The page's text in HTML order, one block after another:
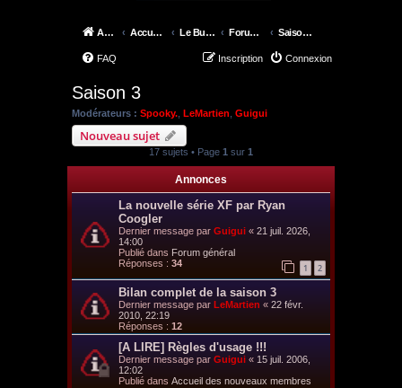
Accueil Accueil du forum Le Bureau des X-Files Forum épisodes Saison 3
FAQ Connexion
Inscription
Saison 3
Modérateurs : Spooky. LeMartien Guigui
Nouveau sujet
17 sujets • Page 1 sur 1
Annonces
La nouvelle série XF par Ryan
Coogler
Dernier message par Guigui « 21 juil. 2026,
14:00
Publié dans Forum général
Réponses : 34 1 2
Bilan complet de la saison 3
Dernier message par LeMartien « 22 févr.
2010, 22:19
Réponses : 12
[A LIRE] Règles d'usage !!!
Dernier message par Guigui « 15 juil. 2006,
12:02
Publié dans Accueil des nouveaux membres